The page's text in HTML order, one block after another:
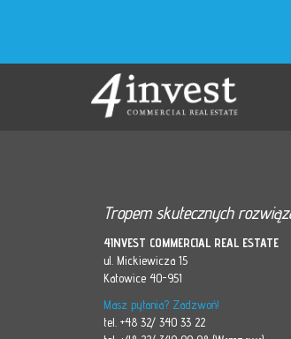
Tropem skutecznych
4INVEST COMMERCIAL REAL ESTATE
ul. Mickiewicza 15
Katowice 40-951
Masz pytania? Zadzwoń!
tel. +48 32/ 340 33 22